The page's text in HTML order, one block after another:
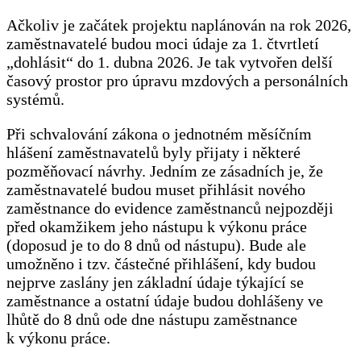
Ačkoliv je začátek projektu naplánován na rok 2026,
zaměstnavatelé budou moci údaje za 1. čtvrtletí
„dohlásit“ do 1. dubna 2026. Je tak vytvořen delší
časový prostor pro úpravu mzdových a personálních
systémů.
Při schvalování zákona o jednotném měsíčním
hlášení zaměstnavatelů byly přijaty i některé
pozměňovací návrhy. Jedním ze zásadních je, že
zaměstnavatelé budou muset přihlásit nového
zaměstnance do evidence zaměstnanců nejpozději
před okamžikem jeho nástupu k výkonu práce
(doposud je to do 8 dnů od nástupu). Bude ale
umožněno i tzv. částečné přihlášení, kdy budou
nejprve zaslány jen základní údaje týkající se
zaměstnance a ostatní údaje budou dohlášeny ve
lhůtě do 8 dnů ode dne nástupu zaměstnance
k výkonu práce.